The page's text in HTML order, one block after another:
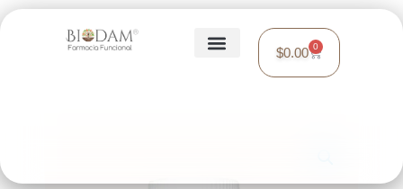
$0.00 0